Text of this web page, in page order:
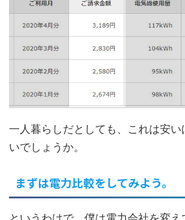
一人暮らしだとしても、これは安い
いでしょうか。
まずは電力比較をしてみよう。